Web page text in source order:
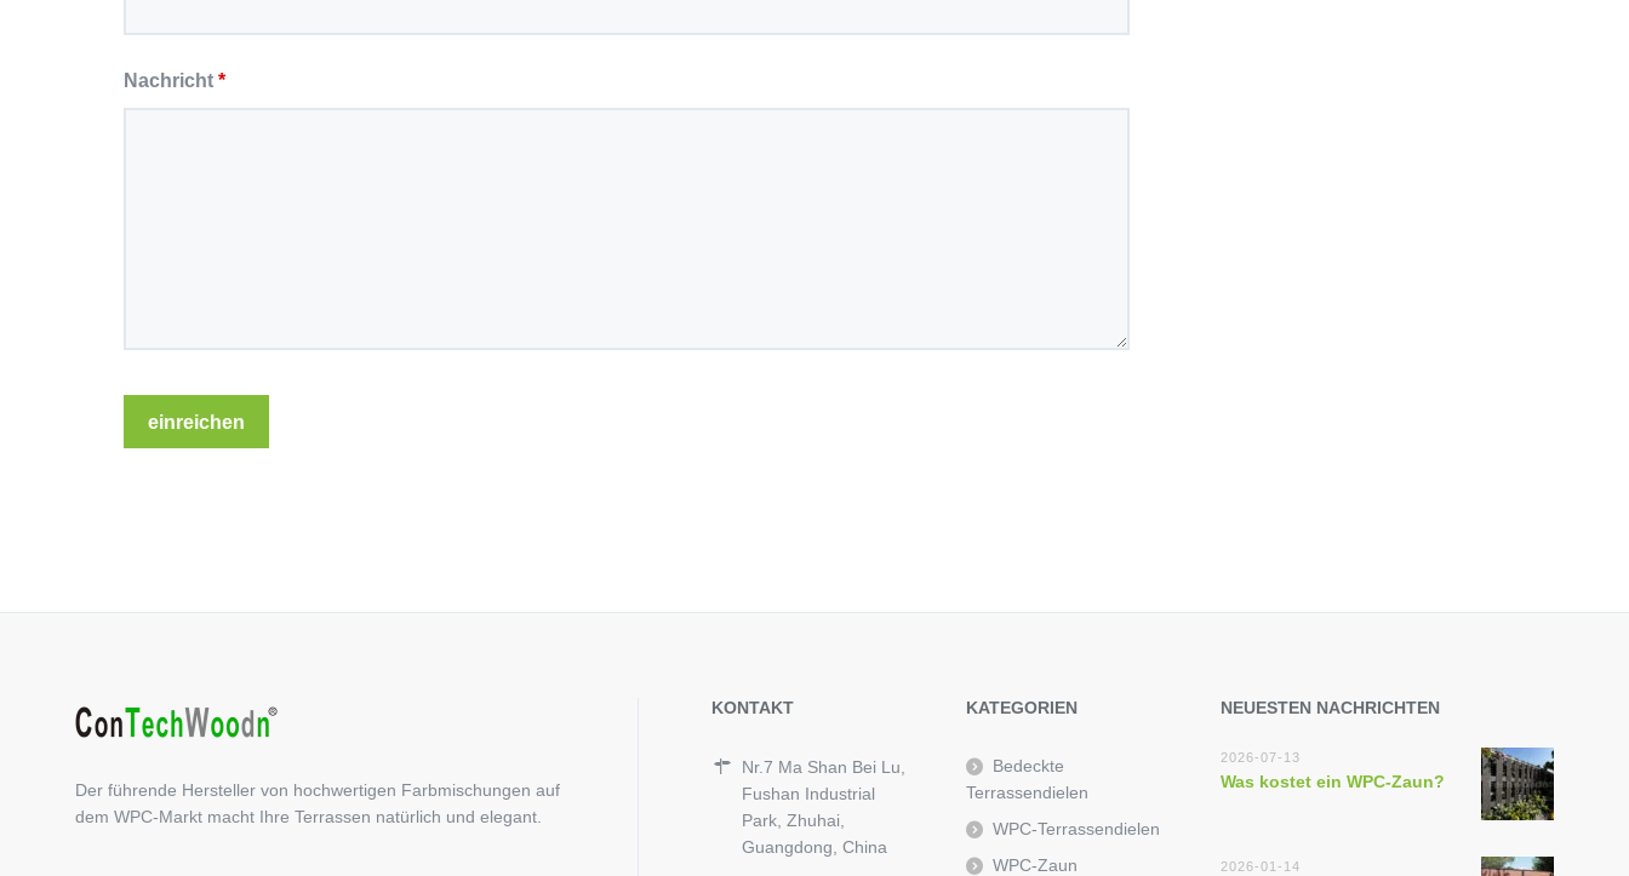
Nachricht *
Der führende Hersteller von hochwertigen Farbmischungen auf
dem WPC-Markt macht Ihre Terrassen natürlich und elegant.
KONTAKT
Nr.7 Ma Shan Bei Lu,
Fushan Industrial
Park, Zhuhai,
Guangdong, China
KATEGORIEN
Bedeckte
Terrassendielen
WPC-Terrassendielen
WPC-Zaun
NEUESTEN NACHRICHTEN
2026-07-13
Was kostet ein WPC-Zaun?
2026-01-14